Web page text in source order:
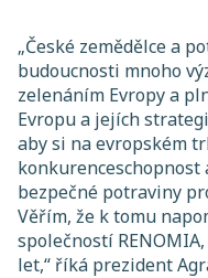
„České zemědělce a
budoucnosti mnoho
zelenáním Evropy a
Evropu a jejích
aby si na evropském
bezpečné potraviny
Věřím, že k tomu
společností
let,“ říká prezident